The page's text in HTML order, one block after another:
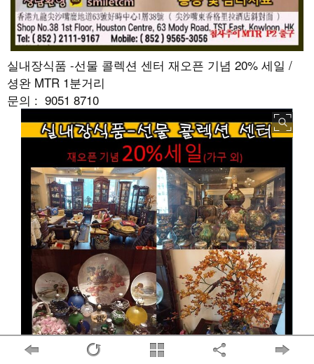
실내장식품 -선물 콜렉션 센터 재오픈 기념 20% 세일 /
셩완 MTR 1분거리
문의 : 9051 8710